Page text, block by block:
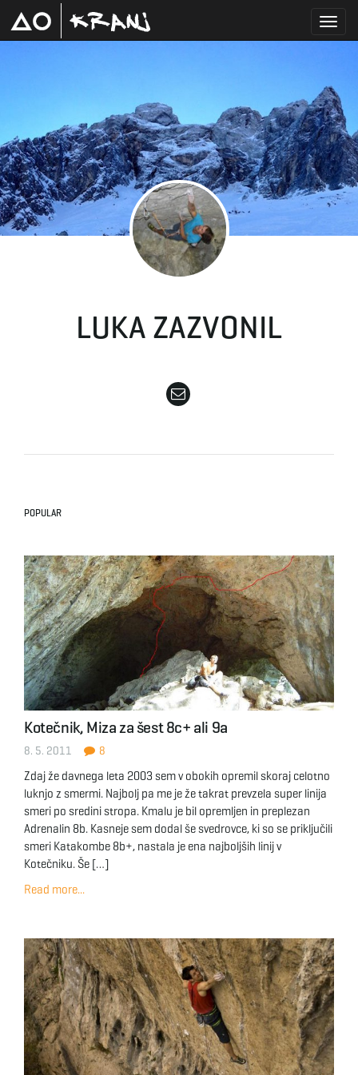
o
g
n
v
i
o
n
LUKA ZAZVONIL
POPULAR
Kotečnik, Miza za šest 8c+ ali 9a
8. 5. 2011 8
Zdaj že davnega leta 2003 sem v obokih opremil skoraj celotno
luknjo z smermi. Najbolj pa me je že takrat prevzela super linija
smeri po sredini stropa. Kmalu je bil opremljen in preplezan
Adrenalin 8b. Kasneje sem dodal še svedrovce, ki so se priključili
smeri Katakombe 8b+, nastala je ena najboljših linij v
Kotečniku. Še […]
Read more...